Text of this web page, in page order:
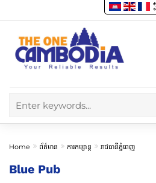
Home ព័ត៌មាន ការកម្សាន្ត រាជធានីភ្នំពេញ
Blue Pub